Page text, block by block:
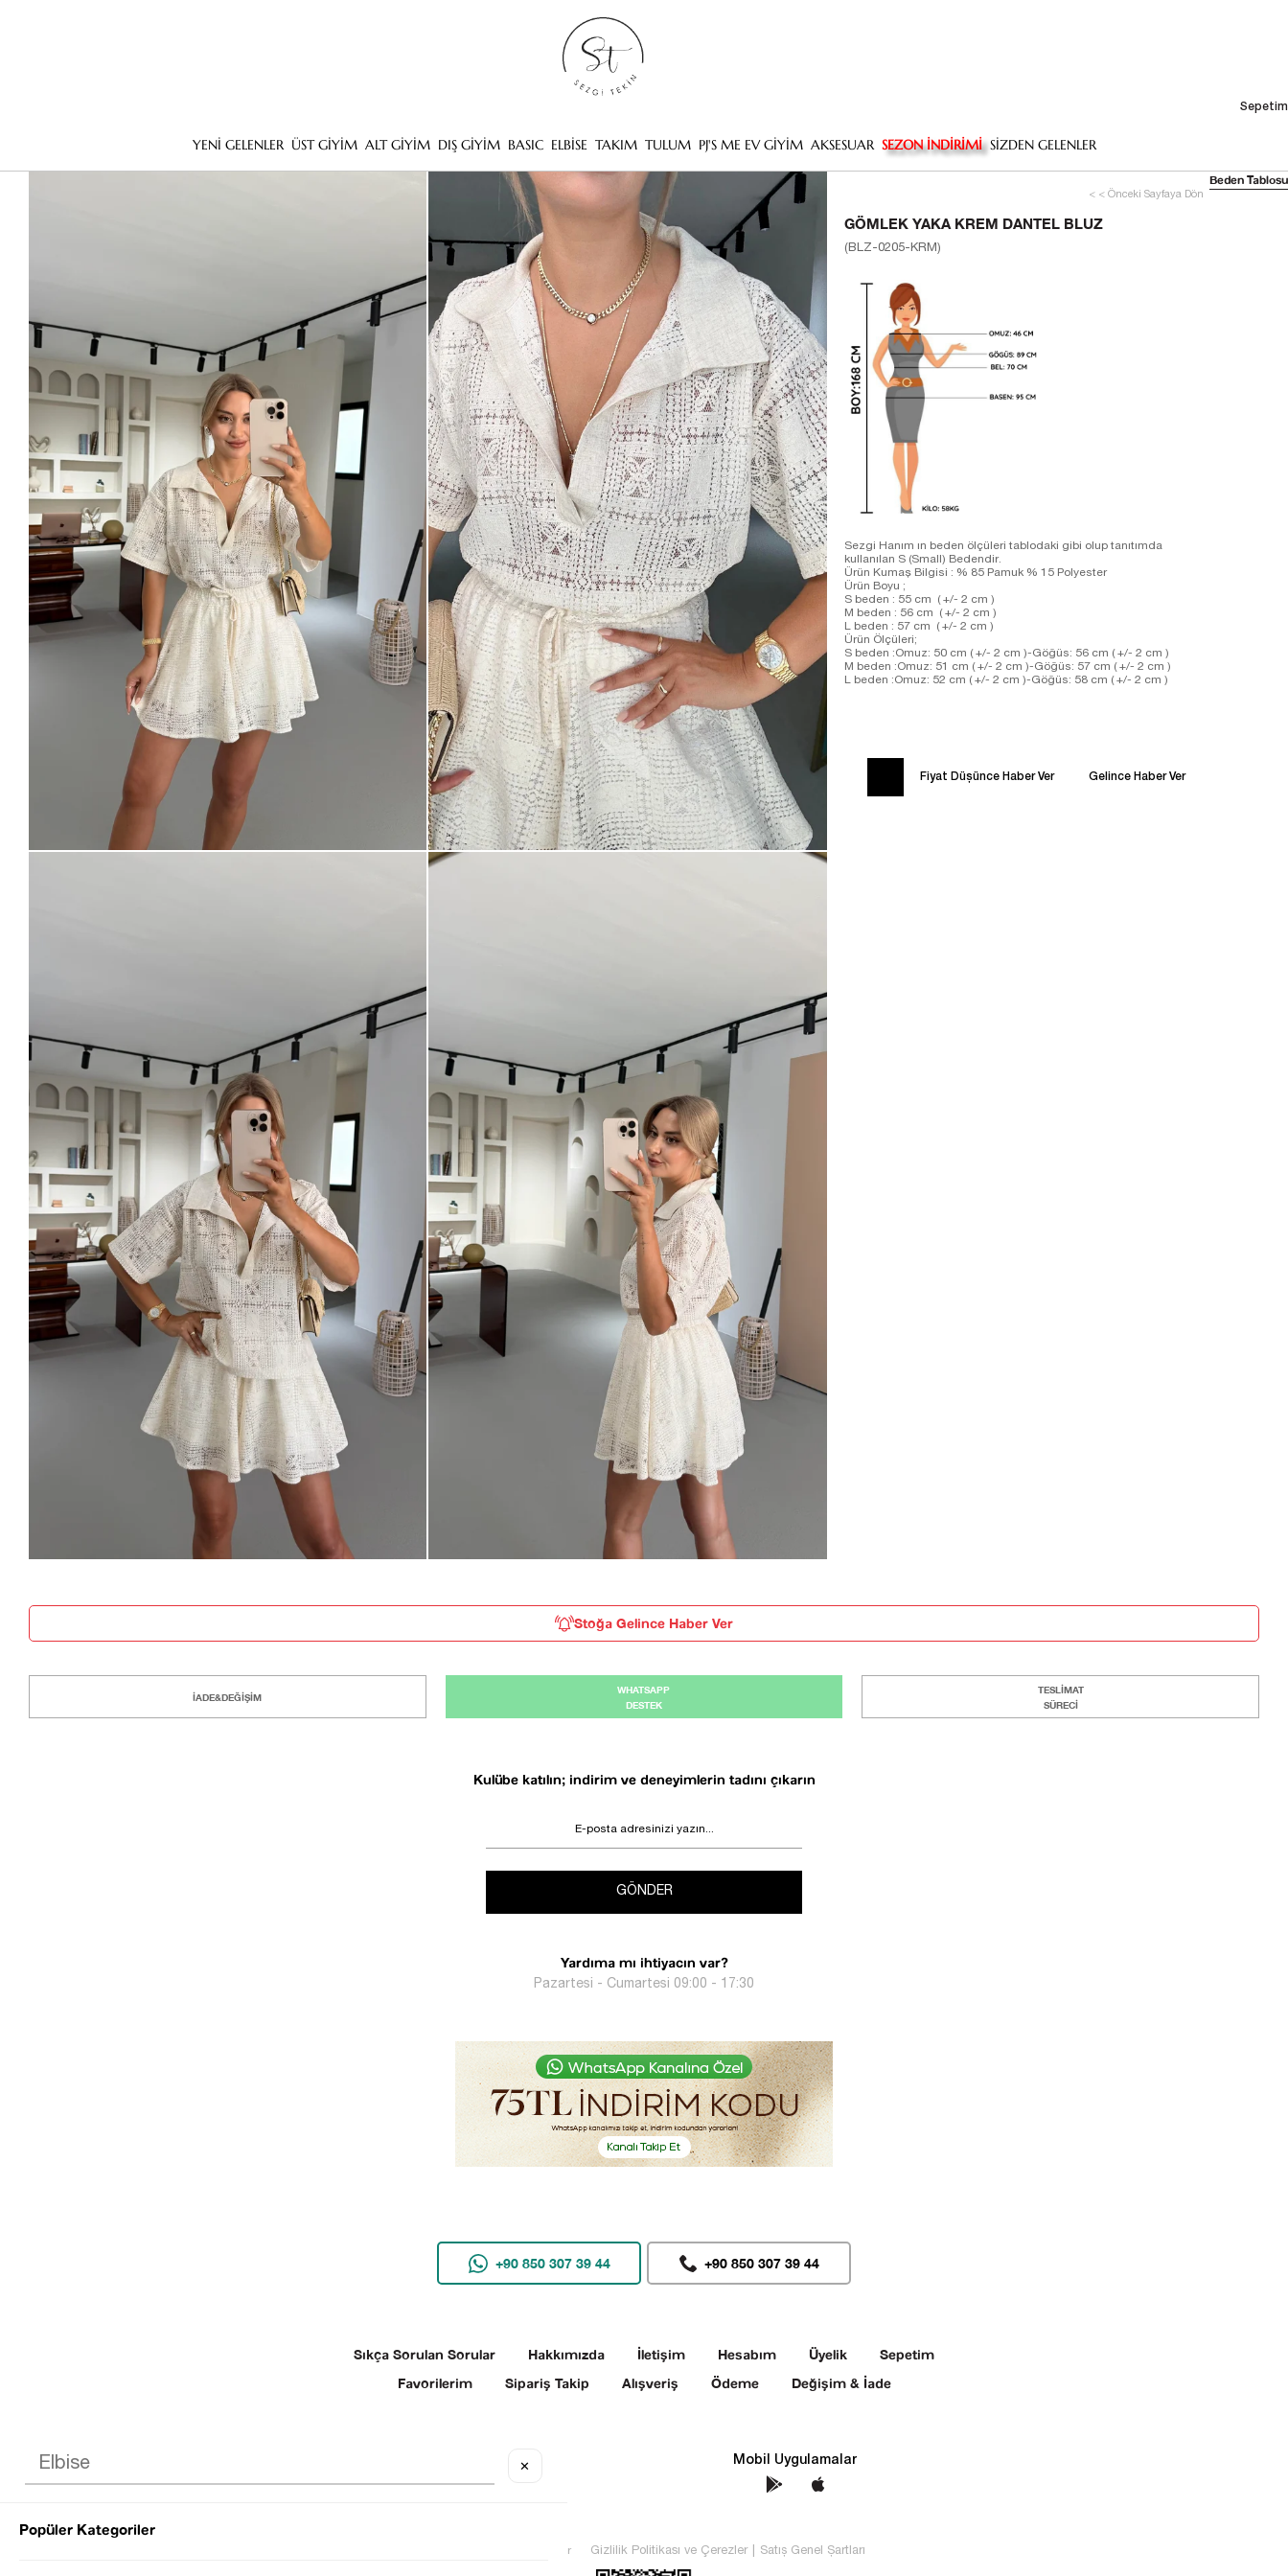
Sepetim
YENİ GELENLER ÜST GİYİM ALT GİYİM DIŞ GİYİM BASIC ELBİSE TAKIM TULUM PJ'S ME EV GİYİM AKSESUAR SEZON İNDİRİMİ SİZDEN GELENLER
< < Önceki Sayfaya Dön
GÖMLEK YAKA KREM DANTEL BLUZ
(BLZ-0205-KRM)
Sezgi Hanım ın beden ölçüleri tablodaki gibi olup tanıtımda
kullanılan S (Small) Bedendir.
Ürün Kumaş Bilgisi : % 85 Pamuk % 15 Polyester
Ürün Boyu ;
S beden : 55 cm ( +/- 2 cm )
M beden : 56 cm ( +/- 2 cm )
L beden : 57 cm ( +/- 2 cm )
Ürün Ölçüleri;
S beden :Omuz: 50 cm ( +/- 2 cm )-Göğüs: 56 cm ( +/- 2 cm )
M beden :Omuz: 51 cm ( +/- 2 cm )-Göğüs: 57 cm ( +/- 2 cm )
L beden :Omuz: 52 cm ( +/- 2 cm )-Göğüs: 58 cm ( +/- 2 cm )
Fiyat Düşünce Haber Ver Gelince Haber Ver
Stoğa Gelince Haber Ver
Beden Tablosu
İADE&DEĞİŞİM
WHATSAPP
DESTEK
TESLİMAT
SÜRECİ
Kulübe katılın; indirim ve deneyimlerin tadını çıkarın
GÖNDER
Yardıma mı ihtiyacın var?
Pazartesi - Cumartesi 09:00 - 17:30
+90 850 307 39 44 +90 850 307 39 44
Sıkça Sorulan Sorular Hakkımızda İletişim Hesabım Üyelik
Sepetim
Favorilerim
Sipariş Takip Alışveriş Ödeme Değişim & İade
Sosyal Medya Mobil Uygulamalar
© 2025 SEZGİ TEKİN Tüm hakları saklıdır Gizlilik Politikası ve Çerezler Satış Genel Şartları
✕
Popüler Kategoriler